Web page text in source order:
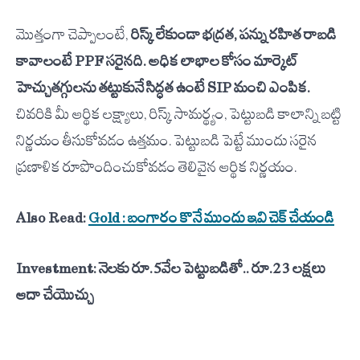
మొత్తంగా చెప్పాలంటే,రిస్క్ లేకుండా భద్రత, పన్ను రహిత రాబడి
కావాలంటే PPF సరైనది. అధిక లాభాల కోసం మార్కెట్
హెచ్చుతగ్గులను తట్టుకునే సిద్ధత ఉంటే SIP మంచి ఎంపిక.
చివరికి మీ ఆర్థిక లక్ష్యాలు, రిస్క్ సామర్థ్యం, పెట్టుబడి కాలాన్ని బట్టి
నిర్ణయం తీసుకోవడం ఉత్తమం. పెట్టుబడి పెట్టే ముందు సరైన
ప్రణాళిక రూపొందించుకోవడం తెలివైన ఆర్థిక నిర్ణయం.
Also Read:Gold : బంగారం కొనే ముందు ఇవి చెక్ చేయండి
Investment: నెలకు రూ.5వేల పెట్టుబడితో.. రూ.23 లక్షలు
ఆదా చేయొచ్చు